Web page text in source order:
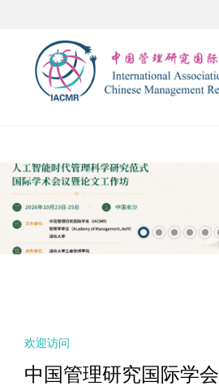
欢迎访问
中国管理研究国际学会